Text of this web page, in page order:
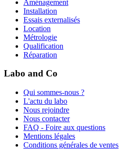
Aménagement
Installation
Essais externalisés
Location
Métrologie
Qualification
Réparation
Labo and Co
Qui sommes-nous ?
L'actu du labo
Nous rejoindre
Nous contacter
FAQ - Foire aux questions
Mentions légales
Conditions générales de ventes